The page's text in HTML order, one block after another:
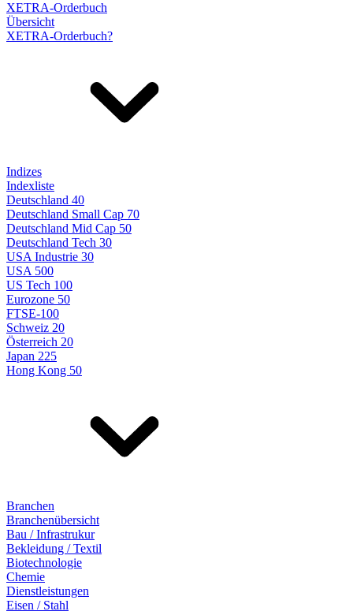
XETRA-Orderbuch
Übersicht
XETRA-Orderbuch?
Indizes
Indexliste
Deutschland 40
Deutschland Small Cap 70
Deutschland Mid Cap 50
Deutschland Tech 30
USA Industrie 30
USA 500
US Tech 100
Eurozone 50
FTSE-100
Schweiz 20
Österreich 20
Japan 225
Hong Kong 50
Branchen
Branchenübersicht
Bau / Infrastrukur
Bekleidung / Textil
Biotechnologie
Chemie
Dienstleistungen
Eisen / Stahl